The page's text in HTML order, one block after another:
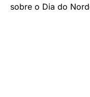
sobre o Dia do